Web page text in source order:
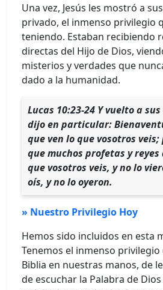
Una vez, Jesús les mostró a
privado, el inmenso privilegio
teniendo. Estaban recibiendo
directas del Hijo de Dios,
misterios y verdades que
dado a la humanidad.
Lucas 10:23-24 Y vuelto a
dijo en particular:
que ven lo que vosotros
que muchos profetas y
que vosotros veis, y no lo
oís, y no lo oyeron.
» Nuestro Privilegio Hoy
Hemos sido incluidos en esta
Tenemos el inmenso privilegio
Biblia en nuestras manos, de
de escuchar la Palabra de